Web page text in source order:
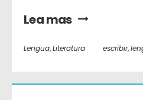
Lea mas
Lengua,Literatura escribir,